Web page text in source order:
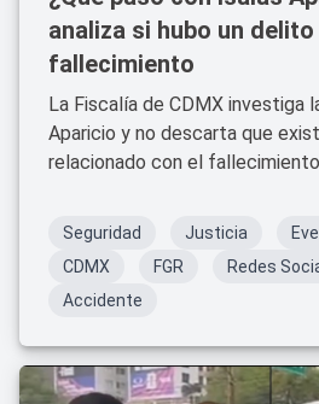
analiza si hubo un
fallecimiento
La Fiscalía de CDMX investiga
Aparicio y no descarta que
relacionado con el
Seguridad Justicia
CDMX
FGR Redes
Accidente